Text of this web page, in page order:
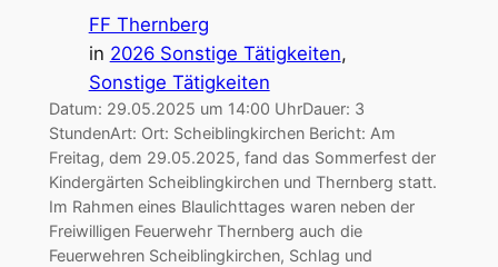
FF Thernberg
in 2026 Sonstige Tätigkeiten
Sonstige Tätigkeiten
Datum: 29.05.2025 um 14:00 UhrDauer: 3
StundenArt: Ort: Scheiblingkirchen Bericht: Am
Freitag, dem 29.05.2025, fand das Sommerfest der
Kindergärten Scheiblingkirchen und Thernberg statt.
Im Rahmen eines Blaulichttages waren neben der
Freiwilligen Feuerwehr Thernberg auch die
Feuerwehren Scheiblingkirchen, Schlag und